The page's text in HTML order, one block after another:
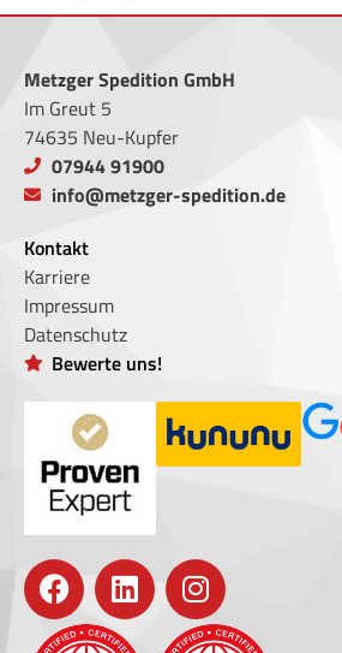
Metzger Spedition GmbH
Im Greut 5
74635 Neu-Kupfer
07944 91900
info@metzger-spedition.de
Kontakt
Karriere
Impressum
Datenschutz
Bewerte uns!